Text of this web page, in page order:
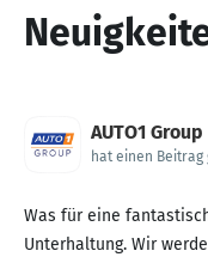
AUTO1 Group
hat einen Beitrag
Was für eine
Unterhaltung. Wir